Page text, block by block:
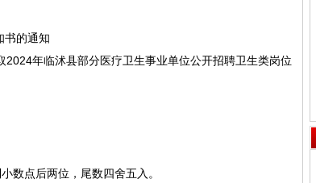
书的通知
年临沭县部分医疗卫生事业单位公开招聘卫生类岗位
数点后两位，尾数四舍五入。